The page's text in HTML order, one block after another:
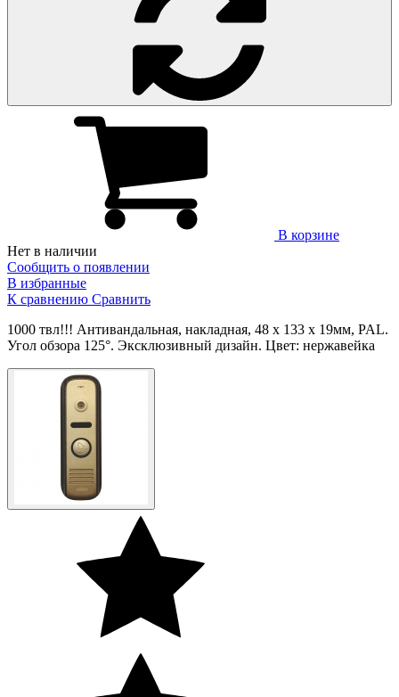
В корзине
Нет в наличии
Сообщить о появлении
В избранные
К сравнению Сравнить
1000 твл!!! Антивандальная, накладная, 48 х 133 х 19мм, PAL.
Угол обзора 125°. Эксклюзивный дизайн. Цвет: нержавейка